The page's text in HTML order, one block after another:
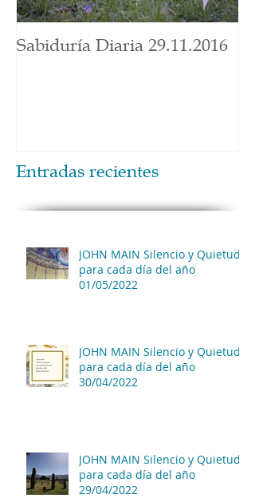
Sabiduría Diaria 29.11.2016
Entradas recientes
JOHN MAIN Silencio y Quietud
para cada día del año
01/05/2022
JOHN MAIN Silencio y Quietud
para cada día del año
30/04/2022
JOHN MAIN Silencio y Quietud
para cada día del año
29/04/2022